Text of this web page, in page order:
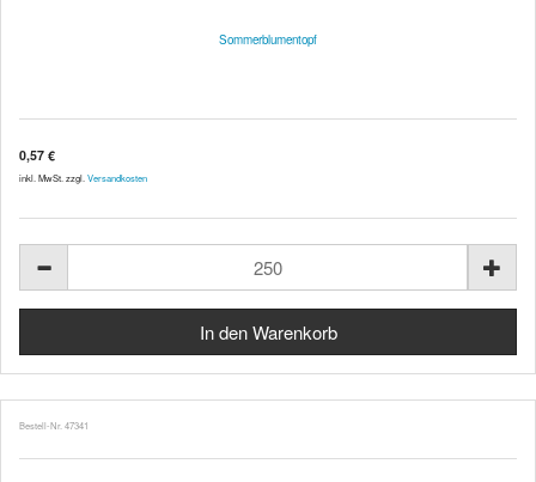
Sommerblumentopf
0,57 €
inkl. MwSt. zzgl. Versandkosten
Bestell-Nr. 47341